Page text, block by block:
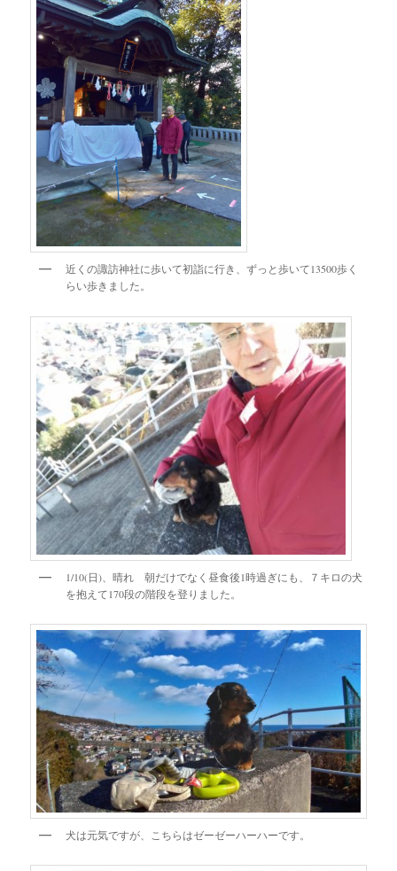
近くの諏訪神社に歩いて初詣に行き、ずっと歩いて13500歩く
らい歩きました。
1/10(日)、晴れ 朝だけでなく昼食後1時過ぎにも、７キロの犬
を抱えて170段の階段を登りました。
犬は元気ですが、こちらはゼーゼーハーハーです。